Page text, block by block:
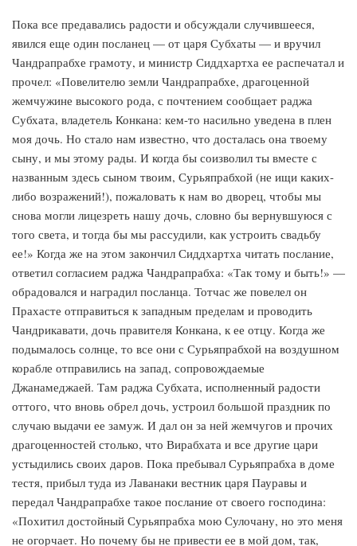
Пока все предавались радости и обсуждали случившееся,
явился еще один посланец — от царя Субхаты — и вручил
Чандрапрабхе грамоту, и министр Сиддхартха ее распечатал и
прочел: «Повелителю земли Чандрапрабхе, драгоценной
жемчужине высокого рода, с почтением сообщает раджа
Субхата, владетель Конкана: кем-то насильно уведена в плен
моя дочь. Но стало нам известно, что досталась она твоему
сыну, и мы этому рады. И когда бы соизволил ты вместе с
названным здесь сыном твоим, Сурьяпрабхой (не ищи каких-
либо возражений!), пожаловать к нам во дворец, чтобы мы
снова могли лицезреть нашу дочь, словно бы вернувшуюся с
того света, и тогда бы мы рассудили, как устроить свадьбу
ее!» Когда же на этом закончил Сиддхартха читать послание,
ответил согласием раджа Чандрапрабха: «Так тому и быть!» —
обрадовался и наградил посланца. Тотчас же повелел он
Прахасте отправиться к западным пределам и проводить
Чандрикавати, дочь правителя Конкана, к ее отцу. Когда же
подымалось солнце, то все они с Сурьяпрабхой на воздушном
корабле отправились на запад, сопровождаемые
Джанамеджаей. Там раджа Субхата, исполненный радости
оттого, что вновь обрел дочь, устроил большой праздник по
случаю выдачи ее замуж. И дал он за ней жемчугов и прочих
драгоценностей столько, что Вирабхата и все другие цари
устыдились своих даров. Пока пребывал Сурьяпрабха в доме
тестя, прибыл туда из Лаванаки вестник царя Пауравы и
передал Чандрапрабхе такое послание от своего господина:
«Похитил достойный Сурьяпрабха мою Сулочану, но это меня
не огорчает. Но почему бы не привести ее в мой дом, так,